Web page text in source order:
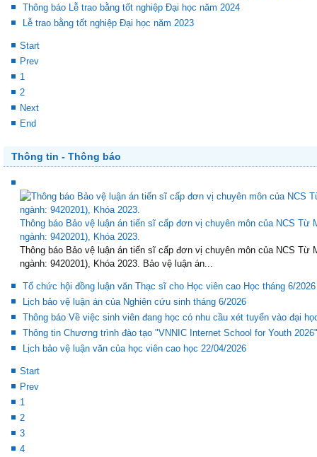
Kế hoạch xét và phát bằng tốt nghiệp đại học chính quy năm 2025
Thông báo Lễ trao bằng tốt nghiệp Đại học năm 2024
Start
Prev
1
2
Next
Thông tin - Thông báo
Thông báo Bảo vệ luận án tiến sĩ cấp đơn vị chuyên môn của NCS Từ
ngành: 9420201), Khóa 2023.
Thông báo Bảo vệ luận án tiến sĩ cấp đơn vị chuyên môn của NCS Từ
Tổ chức hội đồng luận văn Thạc sĩ cho Học viên cao Học tháng 6/2026
Lịch bảo vệ luận án của Nghiên cứu sinh tháng 6/2026
Thông báo Về việc sinh viên đang học có nhu cầu xét tuyển vào đại
Thông tin Chương trình đào tạo "VNNIC Internet School for Youth 2026"
Start
Prev
1
2
3